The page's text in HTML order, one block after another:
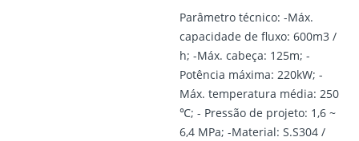
Parâmetro técnico: -Máx.
capacidade de fluxo: 600m3 /
h; -Máx. cabeça: 125m; -
Potência máxima: 220kW; -
Máx. temperatura média: 250
℃; - Pressão de projeto: 1,6 ~
6,4 MPa; -Material: S.S304 /